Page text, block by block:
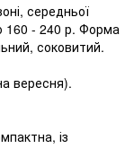
середньої
160 - 240 р. Форма
соковитий.
вересня).
із